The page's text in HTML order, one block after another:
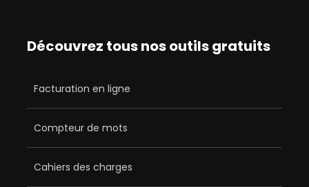
Découvrez tous nos outils gratuits
Facturation en ligne
Compteur de mots
Cahiers des charges